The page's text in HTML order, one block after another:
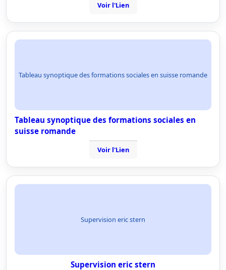
Voir l'Lien
Tableau synoptique des formations sociales en suisse romande
Tableau synoptique des formations sociales en
suisse romande
Voir l'Lien
Supervision eric stern
Supervision eric stern